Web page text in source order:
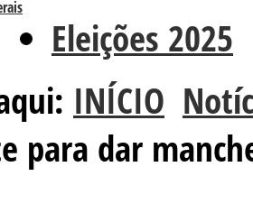
Eleições 2025
INÍCIO
para dar